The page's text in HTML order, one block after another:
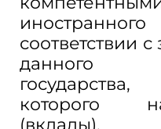
соответствии
данного
которого
(вклады),